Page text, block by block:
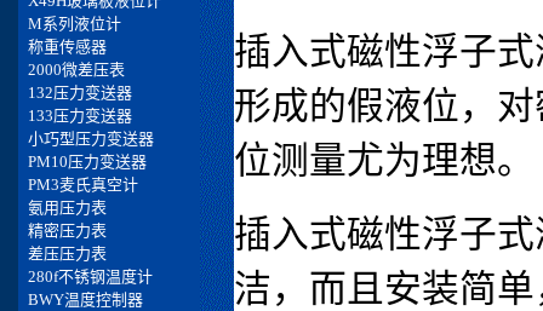
插入式磁性浮子
形成的假液位，
位测量尤为理想。
插入式磁性浮子
洁，而且安装简